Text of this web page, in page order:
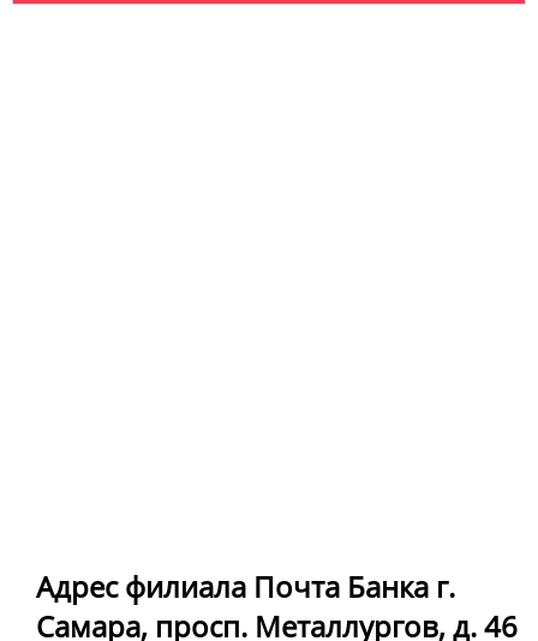
Адрес филиала Почта Банка г.
Самара, просп. Металлургов, д. 46